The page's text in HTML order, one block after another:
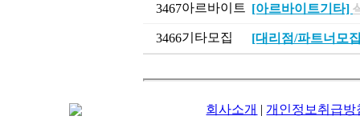
3467아르바이트 [아르바이트기타]
3466기타모집 [대리점/파트너모
회사소개 |개인정보취급방